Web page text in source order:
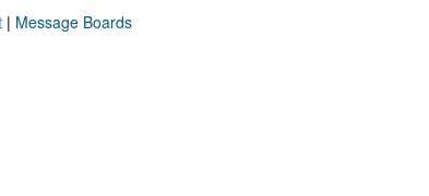
| Message Boards